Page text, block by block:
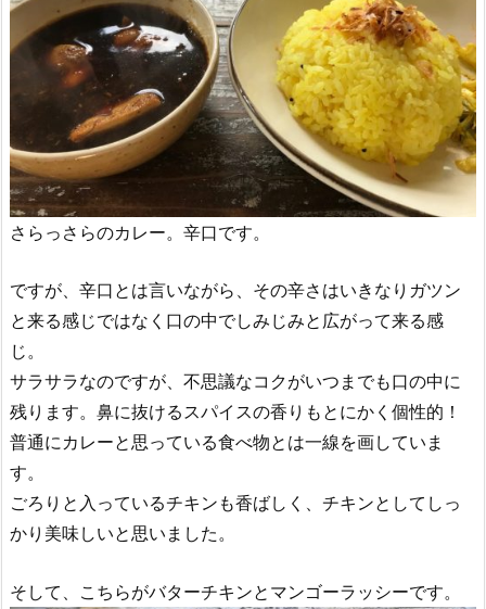
さらっさらのカレー。辛口です。
ですが、辛口とは言いながら、その辛さはいきなりガツン
と来る感じではなく口の中でしみじみと広がって来る感
じ。
サラサラなのですが、不思議なコクがいつまでも口の中に
残ります。鼻に抜けるスパイスの香りもとにかく個性的！
普通にカレーと思っている食べ物とは一線を画していま
す。
ごろりと入っているチキンも香ばしく、チキンとしてしっ
かり美味しいと思いました。
そして、こちらがバターチキンとマンゴーラッシーです。